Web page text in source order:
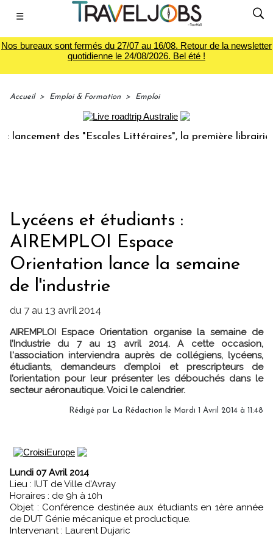
☰
Nos bureaux sont fermés du 27/07 au 16/08. Retour de la newsletter
quotidienne le 24/08/2026. Bel été !
Accueil > Emploi & Formation > Emploi
des "Escales Littéraires", la première librairie du
Lycéens et étudiants :
AIREMPLOI Espace
Orientation lance la semaine
de l'industrie
du 7 au 13 avril 2014
AIREMPLOI Espace Orientation organise la semaine de
l’Industrie du 7 au 13 avril 2014. A cette occasion,
l'association interviendra auprès de collégiens, lycéens,
étudiants, demandeurs d’emploi et prescripteurs de
l’orientation pour leur présenter les débouchés dans le
secteur aéronautique. Voici le calendrier.
Rédigé par La Rédaction le Mardi 1 Avril 2014 à 11:48
Lundi 07 Avril 2014
Lieu : IUT de Ville d’Avray
Horaires : de 9h à 10h
Objet : Conférence destinée aux étudiants en 1ère année
de DUT Génie mécanique et productique.
Intervenant : Laurent Dujaric